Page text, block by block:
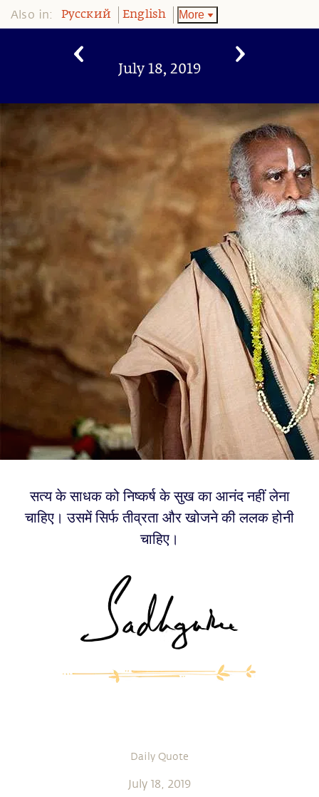
Also in: Pусский English More
July 18, 2019
सत्य के साधक को निष्कर्ष के सुख का आनंद नहीं लेना
चाहिए। उसमें सिर्फ तीव्रता और खोजने की ललक होनी
चाहिए।
Daily Quote
July 18, 2019